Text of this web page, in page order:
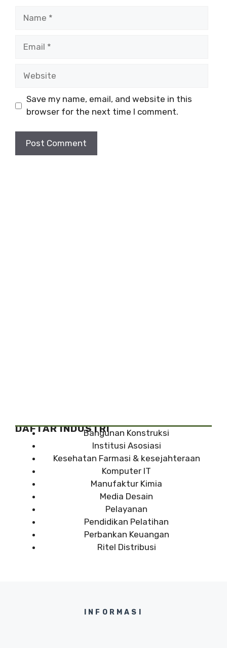
Save my name, email, and website in this
browser for the next time I comment.
DAFTAR INDUSTRIBangunan Konstruksi
Institusi Asosiasi
Kesehatan Farmasi & kesejahteraan
Komputer IT
Manufaktur Kimia
Media Desain
Pelayanan
Pendidikan Pelatihan
Perbankan Keuangan
Ritel Distribusi
INFORMASI